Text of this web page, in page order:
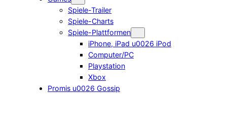
Spiele-Trailer
Spiele-Charts
Spiele-Plattformen
iPhone, iPad u0026 iPod
Computer/PC
Playstation
Xbox
Promis u0026 Gossip